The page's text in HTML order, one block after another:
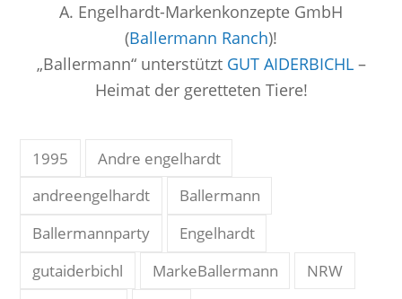
A. Engelhardt-Markenkonzepte GmbH
(Ballermann Ranch)!
„Ballermann“ unterstützt GUT AIDERBICHL–
Heimat der geretteten Tiere!
1995
Andre engelhardt
andreengelhardt
Ballermann
Ballermannparty
Engelhardt
gutaiderbichl
MarkeBallermann
NRW